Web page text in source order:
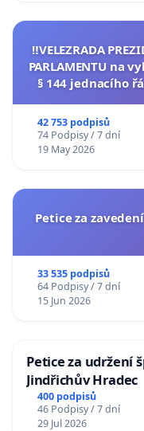
‼️VELEZRADA
PARLAMENTU na
§ 144 jednacího
42 753 podpisů
74 Podpisy / 7 dní
19 May 2026
Petice za
33 535 podpisů
64 Podpisy / 7 dní
15 Jun 2026
Petice za udržení
Jindřichův Hradec
400 podpisů
46 Podpisy / 7 dní
29 Jul 2026